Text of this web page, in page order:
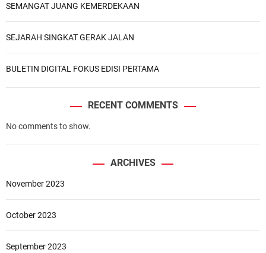
U
M
E
SEMANGAT JUANG KEMERDEKAAN
SEJARAH SINGKAT GERAK JALAN
BULETIN DIGITAL FOKUS EDISI PERTAMA
RECENT COMMENTS
No comments to show.
ARCHIVES
November 2023
October 2023
September 2023